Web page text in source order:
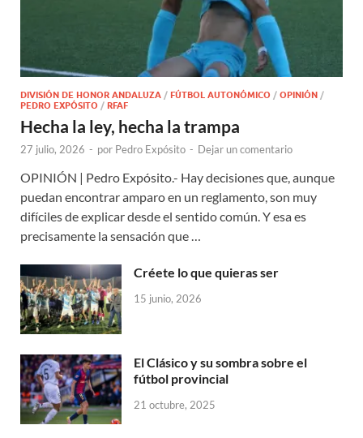
DIVISIÓN DE HONOR ANDALUZA / FÚTBOL AUTONÓMICO / OPINIÓN /
PEDRO EXPÓSITO / RFAF
Hecha la ley, hecha la trampa
27 julio, 2026 - por Pedro Expósito - Dejar un comentario
OPINIÓN | Pedro Expósito.- Hay decisiones que, aunque
puedan encontrar amparo en un reglamento, son muy
difíciles de explicar desde el sentido común. Y esa es
precisamente la sensación que …
Créete lo que quieras ser
15 junio, 2026
El Clásico y su sombra sobre el
fútbol provincial
21 octubre, 2025